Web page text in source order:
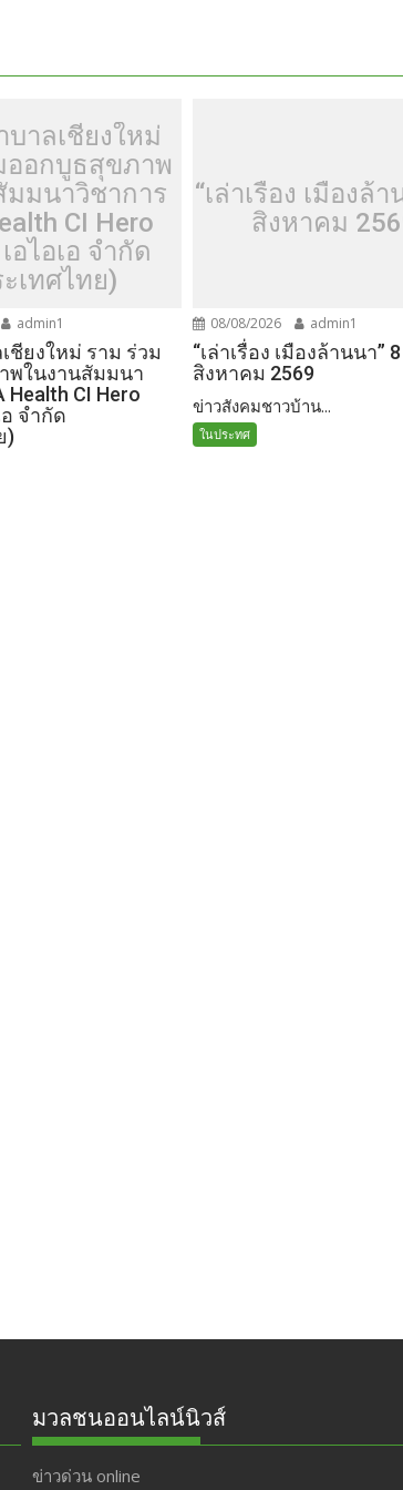
บาลเชียงใหม่
ออกบูธสุขภาพ
มมนาวิชาการ
CI Hero
อไอเอ จำกัด
เทศไทย)
admin1
ชียงใหม่ ราม ร่วม
พในงานสัมมนา
Health CI Hero
จำกัด
)
“เล่าเรื่อง เมืองล้า
สิงหาคม
08/08/2026 admin1
“เล่าเรื่อง เมืองล้านนา” 8
สิงหาคม 2569
ข่าวสังคมชาวบ้าน...
ในประทศ
มวลชนออนไลน์นิวส์
ข่าวด่วน online